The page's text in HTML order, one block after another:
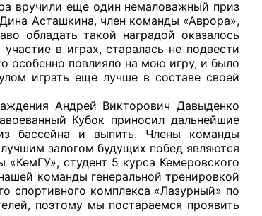
вручили еще один немаловажный приз
Асташкина, член команды «Аврора»,
обладать такой наградой оказалось
в играх, старалась не подвести
особенно повлияло на мою игру, и было
играть еще лучше в составе своей
Андрей Викторович Давыденко
Кубок приносил дальнейшие
бассейна и выпить. Члены команды
залогом будущих побед являются
студент 5 курса Кемеровского
команды генеральной тренировкой
спортивного комплекса «Лазурный» по
поэтому мы постараемся проявить